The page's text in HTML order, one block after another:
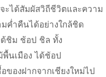
ได้สัมผัสวิถีชีวิตและความ
มค่ำคืนได้อย่างใกล้ชิด
ชิม ช้อป ชิล ทั้ง
นเมือง ได้ช้อป
ของฝากจากเชียงใหม่ไป